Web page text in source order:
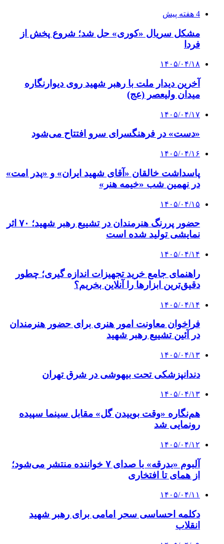
4 هفته پیش
مشکل سریال «کوری» حل شد؛ شروع پخش از
فردا
۱۴۰۵/۰۴/۱۸
آخرین دیدار ملت با رهبر شهید روی دیوارنگاره
میدان ولیعصر (عج)
۱۴۰۵/۰۴/۱۷
«دست» در فرهنگسرای سرو افتتاح می‌شود
۱۴۰۵/۰۴/۱۶
پاسداشت خالقان «آقای شهید ایران» و «پدر امت»
در نهمین شب «خیمه هنر»
۱۴۰۵/۰۴/۱۵
حضور پررنگ هنرمندان در تشییع رهبر شهید؛ ۷۰ اثر
نمایشی تولید شده است
۱۴۰۵/۰۴/۱۴
راهنمای جامع خرید تجهیزات اندازه گیری؛ چطور
دقیق‌ترین ابزارها را آنلاین بخریم؟
۱۴۰۵/۰۴/۱۴
فراخوان معاونت امور هنری برای حضور هنرمندان
در آئین تشییع رهبر شهید
۱۴۰۵/۰۴/۱۳
دندانپزشکی تحت بیهوشی در شرق تهران
۱۴۰۵/۰۴/۱۳
هم‌نگاره «وقت بوییدن گل» مقابل سینما سپیده
رونمایی شد
۱۴۰۵/۰۴/۱۲
آلبوم «بدرقه» با صدای ۷ خواننده منتشر می‌شود؛
از همای تا افتخاری
۱۴۰۵/۰۴/۱۱
دکلمه‌ احساسی سحر امامی برای رهبر شهید
انقلاب